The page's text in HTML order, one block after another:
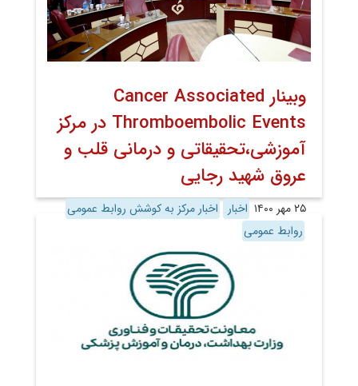
وبینار Cancer Associated
Thromboembolic Events در مرکز
آموزشی،تحقیقاتی و درمانی قلب و
عروق شهید رجایی
۲۵ مهر ۱۴۰۰ اخبار
اخبار مرکز به کوشش روابط عمومی
روابط عمومی